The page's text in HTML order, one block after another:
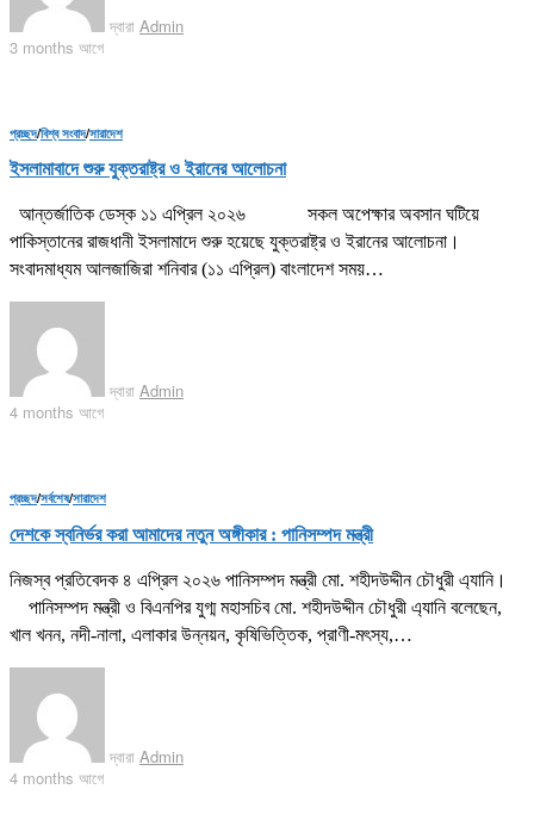
দ্বারা Admin
3 months আগে
প্রচ্ছদ/বিশ্ব সংবাদ/সারাদেশ
ইসলামাবাদে শুরু যুক্তরাষ্ট্র ও ইরানের আলোচনা
আন্তর্জাতিক ডেস্ক ১১ এপ্রিল ২০২৬ সকল অপেক্ষার অবসান ঘটিয়ে
পাকিস্তানের রাজধানী ইসলামাদে শুরু হয়েছে যুক্তরাষ্ট্র ও ইরানের আলোচনা।
সংবাদমাধ্যম আলজাজিরা শনিবার (১১ এপ্রিল) বাংলাদেশ সময়…
দ্বারা Admin
4 months আগে
প্রচ্ছদ/সর্বশেষ/সারাদেশ
দেশকে স্বনির্ভর করা আমাদের নতুন অঙ্গীকার : পানিসম্পদ মন্ত্রী
নিজস্ব প্রতিবেদক ৪ এপ্রিল ২০২৬ পানিসম্পদ মন্ত্রী মো. শহীদউদ্দীন চৌধুরী এ্যানি।
পানিসম্পদ মন্ত্রী ও বিএনপির যুগ্ম মহাসচিব মো. শহীদউদ্দীন চৌধুরী এ্যানি বলেছেন,
খাল খনন, নদী-নালা, এলাকার উন্নয়ন, কৃষিভিত্তিক, প্রাণী-মৎস্য,…
দ্বারা Admin
4 months আগে